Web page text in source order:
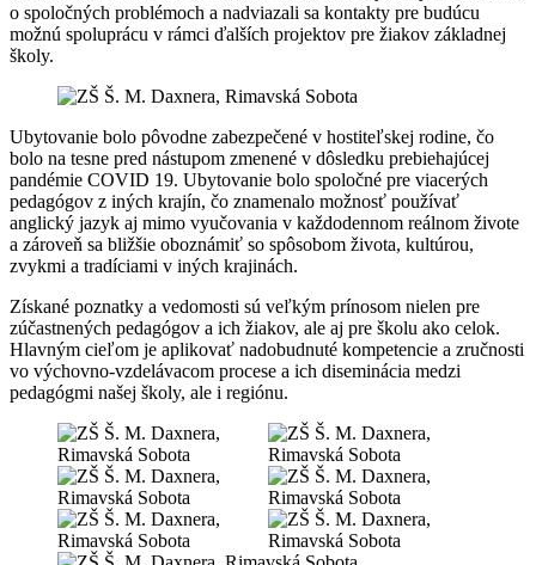
o spoločných problémoch a nadviazali sa kontakty pre budúcu
možnú spoluprácu v rámci ďalších projektov pre žiakov základnej
školy.
Ubytovanie bolo pôvodne zabezpečené v hostiteľskej rodine, čo
bolo na tesne pred nástupom zmenené v dôsledku prebiehajúcej
pandémie COVID 19. Ubytovanie bolo spoločné pre viacerých
pedagógov z iných krajín, čo znamenalo možnosť používať
anglický jazyk aj mimo vyučovania v každodennom reálnom živote
a zároveň sa bližšie oboznámiť so spôsobom života, kultúrou,
zvykmi a tradíciami v iných krajinách.
Získané poznatky a vedomosti sú veľkým prínosom nielen pre
zúčastnených pedagógov a ich žiakov, ale aj pre školu ako celok.
Hlavným cieľom je aplikovať nadobudnuté kompetencie a zručnosti
vo výchovno-vzdelávacom procese a ich diseminácia medzi
pedagógmi našej školy, ale i regiónu.